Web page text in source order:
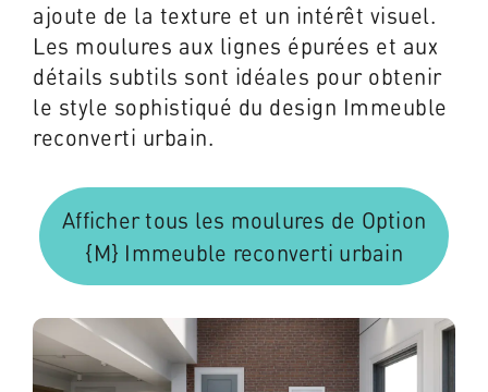
ajoute de la texture et un intérêt visuel.
Les moulures aux lignes épurées et aux
détails subtils sont idéales pour obtenir
le style sophistiqué du design Immeuble
reconverti urbain.
Afficher tous les moulures de Option
{M} Immeuble reconverti urbain